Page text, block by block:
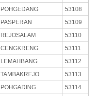
POHGEDANG
53108
PASPERAN
53109
REJOSALAM
53110
CENGKRENG
53111
LEMAHBANG
53112
TAMBAKREJO
53113
POHGADING
53114